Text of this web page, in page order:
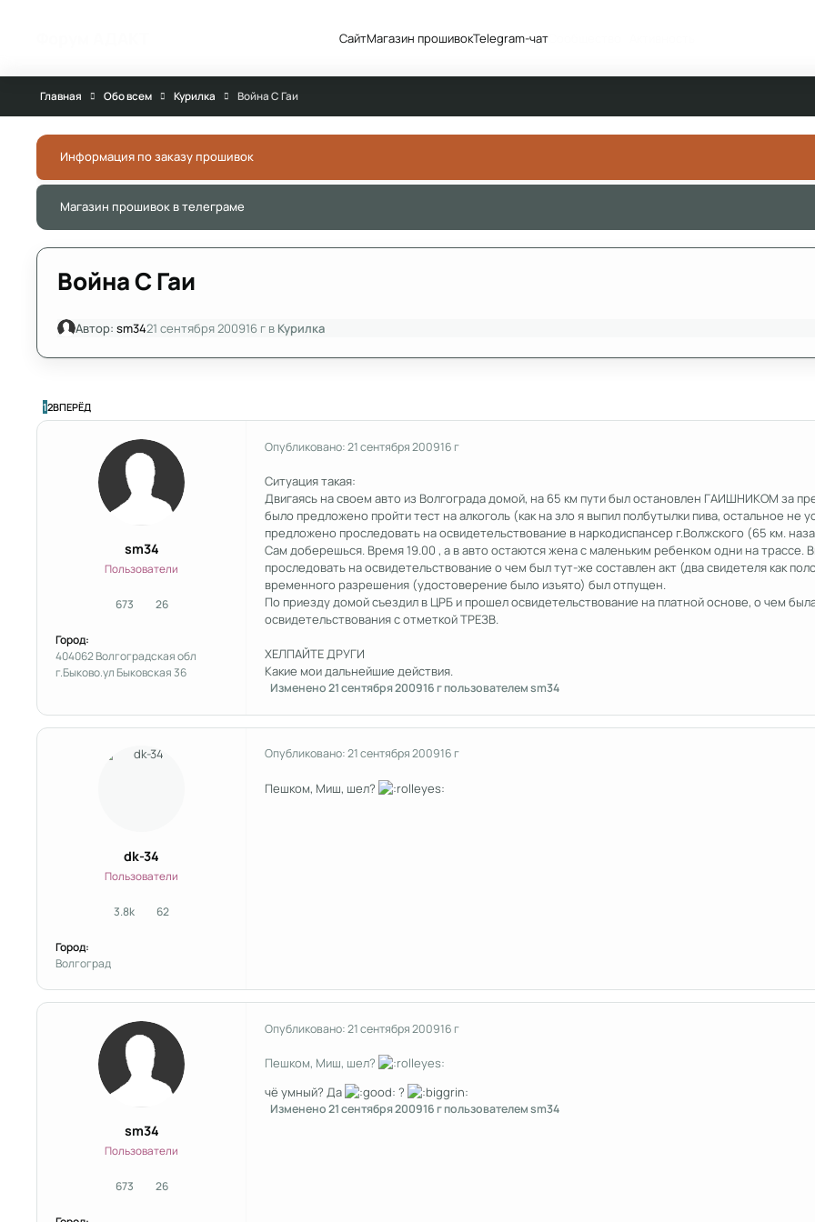
СайтМагазин прошивокTelegram-чатСообщество
Главная Обо всем Курилка Война С Гаи
Информация по заказу прошивок
Магазин прошивок в телеграме
Война С Гаи
Автор: sm3421 сентября 200916 гв Курилка
12ВПЕРЁДПОСЛЕДНЯЯ СТРАНИЦА
sm34
Пользователи
673сообщения
26Репутация
Город:
404062 Волгоградская обл
г.Быково.ул Быковская 36
Опубликовано:21 сентября 200916 г
Ситуация такая:
Двигаясь на своем авто из Волгограда домой, на 65 км пути был остановлен ГАИШНИКОМ за
было предложено пройти тест на алкоголь (как на зло я выпил полбутылки пива, остальное не
предложено проследовать на освидетельствование в наркодиспансер г.Волжского (65 км.
Сам доберешься. Время 19.00 , а в авто остаются жена с маленьким ребенком одни на трассе.
проследовать на освидетельствование о чем был тут-же составлен акт (два свидетеля как
временного разрешения (удостоверение было изъято) был отпущен.
По приезду домой съездил в ЦРБ и прошел освидетельствование на платной основе, о чем
освидетельствования с отметкой ТРЕЗВ.
ХЕЛПАЙТЕ ДРУГИ
Какие мои дальнейшие действия.
Изменено21 сентября 200916 гпользователем sm34
dk-34
Пользователи
3.8kсообщения
62Репутация
Город:
Волгоград
Опубликовано:21 сентября 200916 г
Пешком, Миш, шел?
sm34
Пользователи
673сообщения
26Репутация
Опубликовано:21 сентября 200916 г
Пешком, Миш, шел?
чё умный? Да
?
Изменено21 сентября 200916 гпользователем sm34